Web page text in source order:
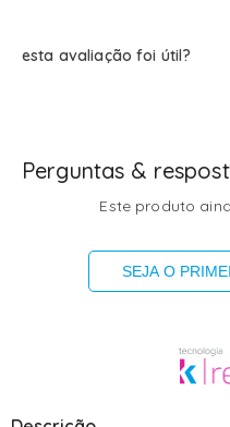
esta avaliação foi útil?
Perguntas &
Este produto
SEJA O